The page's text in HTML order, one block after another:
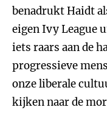
benadrukt Haidt
eigen Ivy League
iets raars aan de
progressieve
onze liberale
kijken naar de